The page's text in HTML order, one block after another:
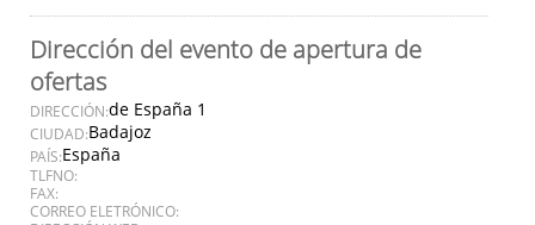
Dirección del evento de apertura de
ofertas
DIRECCIÓN:de España 1
CIUDAD:Badajoz
PAÍS:España
TLFNO:
FAX:
CORREO ELETRÓNICO: